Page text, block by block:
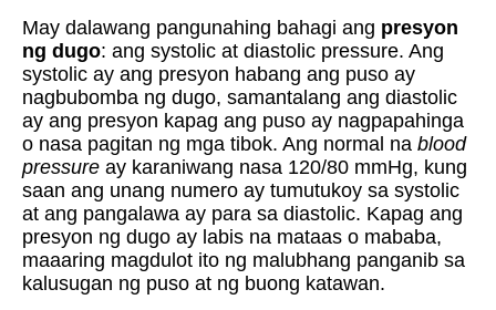
May dalawang pangunahing bahagi ang presyon
ng dugo: ang systolic at diastolic pressure. Ang
systolic ay ang presyon habang ang puso ay
nagbubomba ng dugo, samantalang ang diastolic
ay ang presyon kapag ang puso ay nagpapahinga
o nasa pagitan ng mga tibok. Ang normal na blood
pressure ay karaniwang nasa 120/80 mmHg, kung
saan ang unang numero ay tumutukoy sa systolic
at ang pangalawa ay para sa diastolic. Kapag ang
presyon ng dugo ay labis na mataas o mababa,
maaaring magdulot ito ng malubhang panganib sa
kalusugan ng puso at ng buong katawan.